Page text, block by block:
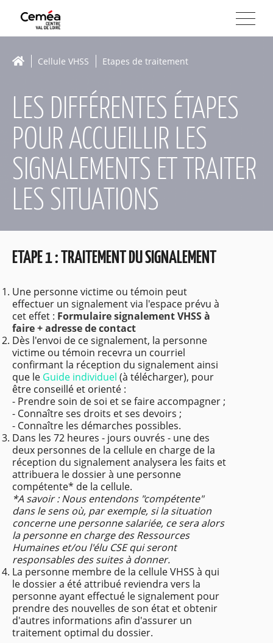
Cellule VHSS Etapes de traitement
LES DIFFÉRENTES ÉTAPES
POUR ACCUEILLIR LES
SIGNALEMENTS ET TRAITER
LES SITUATIONS
ETAPE 1 : TRAITEMENT DU SIGNALEMENT
Une personne victime ou témoin peut
effectuer un signalement via l'espace prévu à
cet effet : Formulaire signalement VHSS à
faire + adresse de contact
Dès l'envoi de ce signalement, la personne
victime ou témoin recevra un courriel
confirmant la réception du signalement ainsi
que le Guide individuel (à télécharger), pour
être conseillé et orienté :
- Prendre soin de soi et se faire accompagner ;
- Connaître ses droits et ses devoirs ;
- Connaître les démarches possibles.
Dans les 72 heures - jours ouvrés - une des
deux personnes de la cellule en charge de la
réception du signalement analysera les faits et
attribuera le dossier à une personne
compétente* de la cellule.
*A savoir : Nous entendons "compétente"
dans le sens où, par exemple, si la situation
concerne une personne salariée, ce sera alors
la personne en charge des Ressources
Humaines et/ou l'élu CSE qui seront
responsables des suites à donner.
La personne membre de la cellule VHSS à qui
le dossier a été attribué reviendra vers la
personne ayant effectué le signalement pour
prendre des nouvelles de son état et obtenir
d'autres informations afin d'assurer un
traitement optimal du dossier.